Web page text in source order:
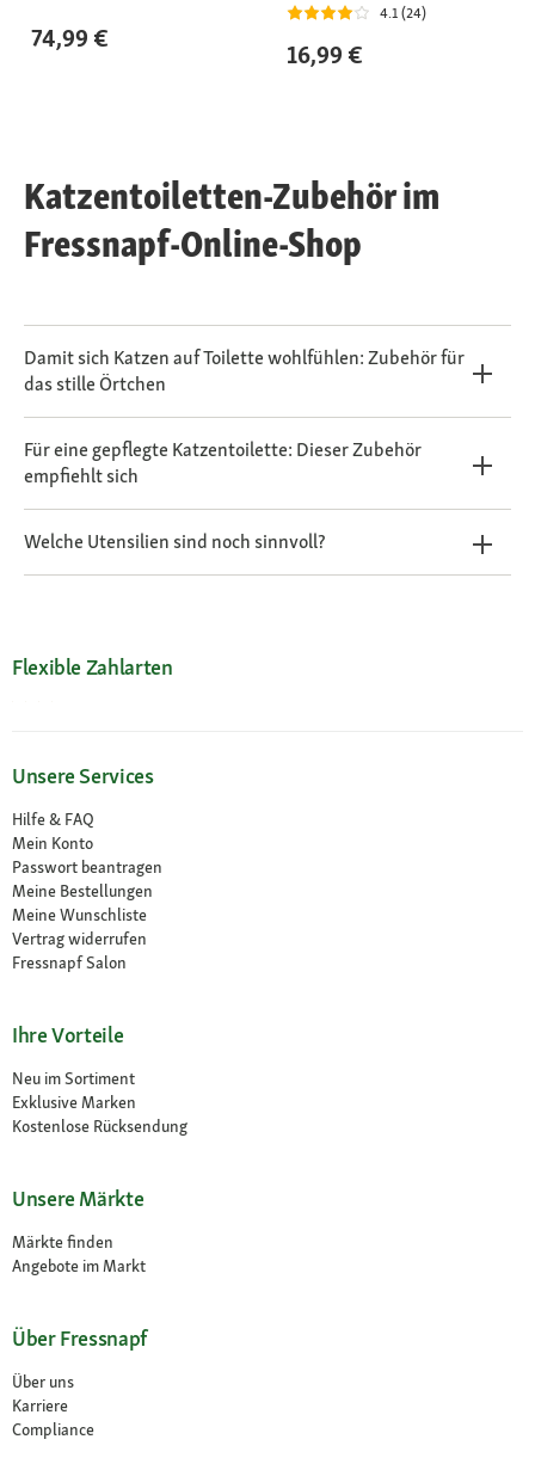
74,99 €
4.1 (24)
16,99 €
Katzentoiletten-Zubehör im
Fressnapf-Online-Shop
Damit sich Katzen auf Toilette wohlfühlen: Zubehör für
das stille Örtchen
Für eine gepflegte Katzentoilette: Dieser Zubehör
empfiehlt sich
Welche Utensilien sind noch sinnvoll?
Flexible Zahlarten
Unsere Services
Hilfe & FAQ
Mein Konto
Passwort beantragen
Meine Bestellungen
Meine Wunschliste
Vertrag widerrufen
Fressnapf Salon
Ihre Vorteile
Neu im Sortiment
Exklusive Marken
Kostenlose Rücksendung
Unsere Märkte
Märkte finden
Angebote im Markt
Über Fressnapf
Über uns
Karriere
Compliance